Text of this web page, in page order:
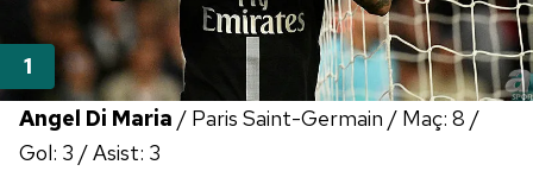
Angel Di Maria / Paris Saint-Germain / Maç: 8 /
Gol: 3 / Asist: 3